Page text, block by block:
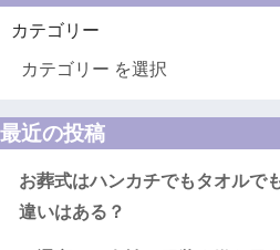
カテゴリー
最近の投稿
お葬式はハンカチでもタオルで
違いはある？